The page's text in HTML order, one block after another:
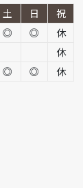
土 日
祝
◎ ◎
休
休
◎ ◎ 休